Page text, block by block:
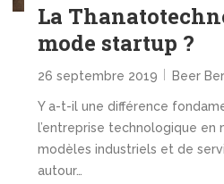
La
mode startup ?
26 septembre 2019 Beer
Y a-t-il une différence
l’entreprise technologique
modèles industriels et de
autour…